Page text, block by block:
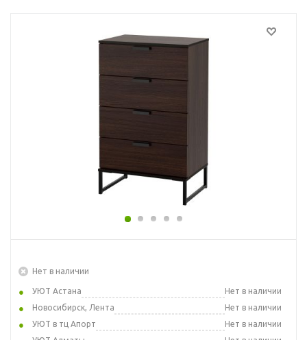
Нет в наличии
УЮТ Астана
Нет в наличии
Новосибирск, Лента
Нет в наличии
УЮТ в тц Апорт
Нет в наличии